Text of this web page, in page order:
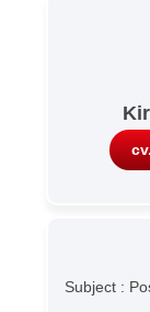
Subject :